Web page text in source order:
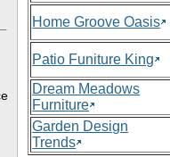
Home Groove Oasis
Patio Funiture King
Dream Meadows
Furniture
Garden Design
Trends